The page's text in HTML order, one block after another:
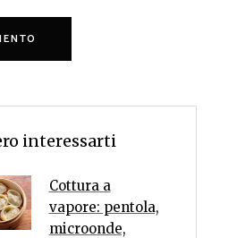
interessarti
Cottura a
vapore: pentola,
microonde,